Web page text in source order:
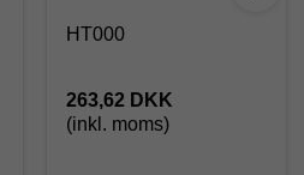
HT000
263,62 DKK
(inkl. moms)